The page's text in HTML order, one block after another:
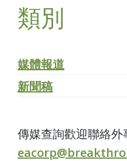
類別
媒體報道
新聞稿
傳媒查詢歡迎聯絡外